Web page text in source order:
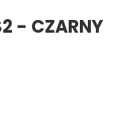
- CZARNY